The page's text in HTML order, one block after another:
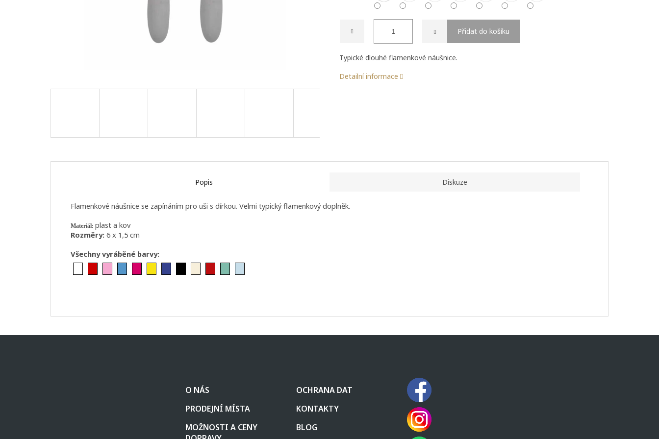
Přidat do košíku
Typické dlouhé flamenkové náušnice.
Detailní informace
Popis Diskuze
Flamenkové náušnice se zapínáním pro uši s dírkou. Velmi typický flamenkový doplněk.
Materiál: plast a kov
Rozměry: 6 x 1,5 cm
Všechny vyráběné barvy:
O NÁS
PRODEJNÍ MÍSTA
MOŽNOSTI A CENY
OCHRANA DAT
KONTAKTY
BLOG